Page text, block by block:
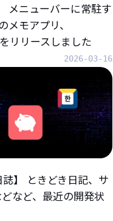
メニューバーに常駐す
メモアプリ、
リリースしました
2026-03-16
誌】 ときどき日記、サ
など、最近の開発状